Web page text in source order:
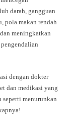
darah, gangguan
pola makan rendah
meningkatkan
dengan dokter
dan medikasi yang
menurunkan